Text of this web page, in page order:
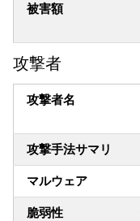
被害額
攻撃者
攻撃者名
攻撃手法サマリ
マルウェア
脆弱性